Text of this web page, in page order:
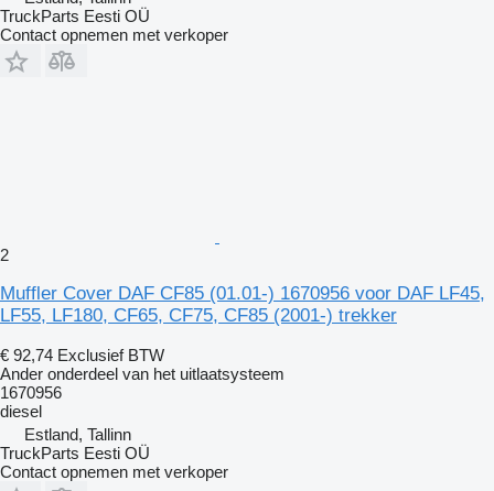
TruckParts Eesti OÜ
Contact opnemen met verkoper
2
Muffler Cover DAF CF85 (01.01-) 1670956 voor DAF LF45,
LF55, LF180, CF65, CF75, CF85 (2001-) trekker
€ 92,74 Exclusief BTW
Ander onderdeel van het uitlaatsysteem
1670956
diesel
Estland, Tallinn
TruckParts Eesti OÜ
Contact opnemen met verkoper